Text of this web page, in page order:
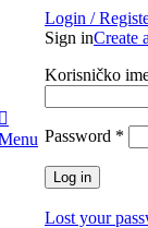
Login /
Sign inCreate
Korisničko
Password *
Log in
Lost your